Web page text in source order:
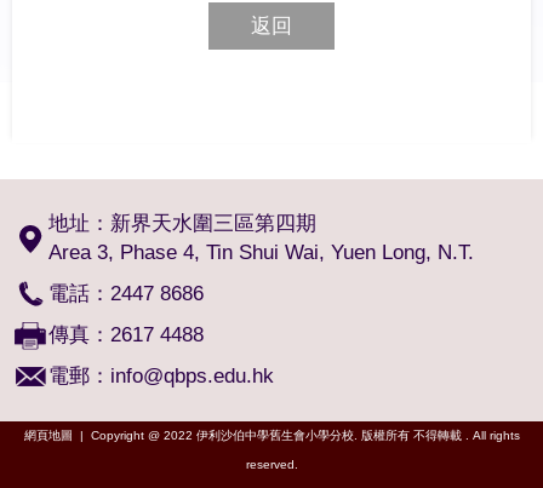
返回
地址：新界天水圍三區第四期
Area 3, Phase 4, Tin Shui Wai, Yuen Long, N.T.
電話：2447 8686
傳真：2617 4488
電郵： info@qbps.edu.hk
網頁地圖 | Copyright @ 2022 伊利沙伯中學舊生會小學分校. 版權所有 不得轉載 . All rights
reserved.